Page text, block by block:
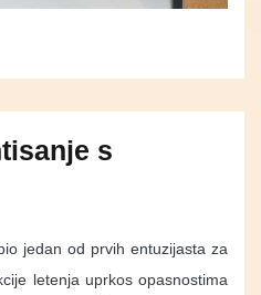
s
jedan od prvih entuzijasta za
letenja uprkos opasnostima